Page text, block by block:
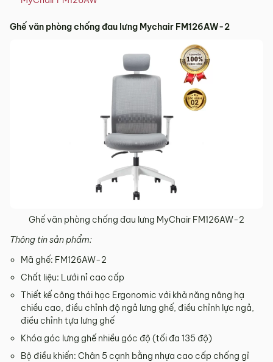
Ghế văn phòng chống đau lưng Mychair FM126AW-2
Ghế văn phòng chống đau lưng MyChair FM126AW​-2
Thông tin sản phẩm:
Mã ghế: FM126AW-2
Chất liệu: Lưới nỉ cao cấp
Thiết kế công thái học Ergonomic với khả năng nâng hạ
chiều cao, điều chỉnh độ ngả lưng ghế, điều chỉnh lực ngả,
điều chỉnh tựa lưng ghế
Khóa góc lưng ghế nhiều góc độ (tối đa 135 độ)
Bộ điều khiến: Chân 5 cạnh bằng nhựa cao cấp chống gỉ